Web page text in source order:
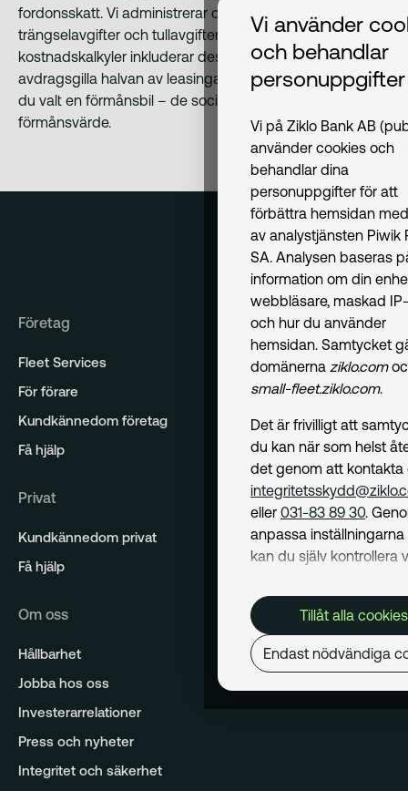
fordonsskatt. Vi administrerar också bilens
trängselavgifter och tullavgifter om sådana finns. Våra
kostnadskalkyler inkluderar dessutom den icke-
avdragsgilla halvan av leasingavgiftens moms och – om
du valt en förmånsbil – de sociala avgifterna på bilens
förmånsvärde.
Företag
Fleet Services
För förare
Kundkännedom företag
Få hjälp
Privat
Kundkännedom privat
Få hjälp
Om oss
Hållbarhet
Jobba hos oss
Investerarrelationer
Press och nyheter
Integritet och säkerhet
Vi använder
och behandlar
personuppgifter
Vi på Ziklo Bank AB
använder cookies och
behandlar dina
personuppgifter för att
förbättra hemsidan
av analystjänsten Piwik
SA. Analysen baseras
information om din
webbläsare, maskad
och hur du använder
hemsidan. Samtycket
domänerna ziklo.com
small-fleet.ziklo.com.
Det är frivilligt att
du kan när som helst
det genom att kontakta
eller 031-83 89 30.
anpassa
kan du själv kontrollera
Cookiepolicykan du
om hur vi använder
och hur du kan undvika
Mer om behandling av
personuppgifter hittar
Tillåt alla cookies
Endast nödvändiga